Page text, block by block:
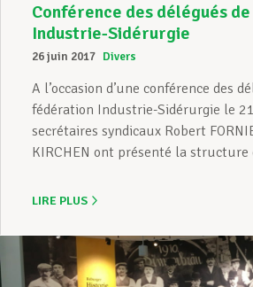
Conférence des délégués
Industrie-Sidérurgie
26 juin 2017 Divers
A l’occasion d’une conférence des
fédération Industrie-Sidérurgie le
secrétaires syndicaux Robert
KIRCHEN ont présenté la structure
LIRE PLUS